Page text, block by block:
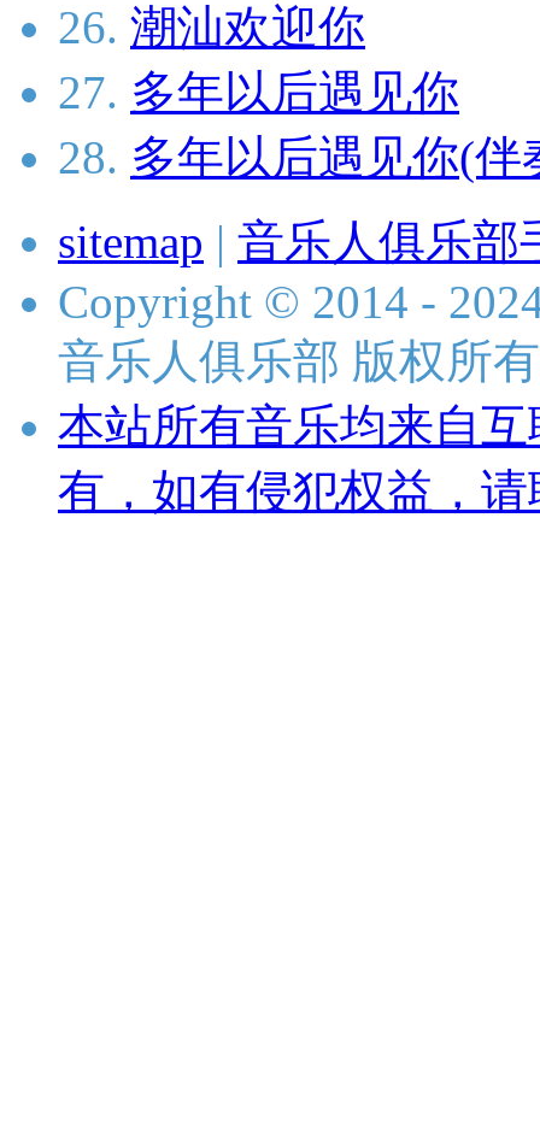
26. 潮汕欢迎你
27. 多年以后遇见你
28. 多年以后遇见你(伴
sitemap | 音乐人俱乐部
Copyright © 2014 -
音乐人俱乐部 版权所有
本站所有音乐均来自
有，如有侵犯权益，